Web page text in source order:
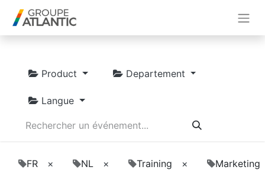
Product Departement
Langue
FR × NL × Training × Marketing